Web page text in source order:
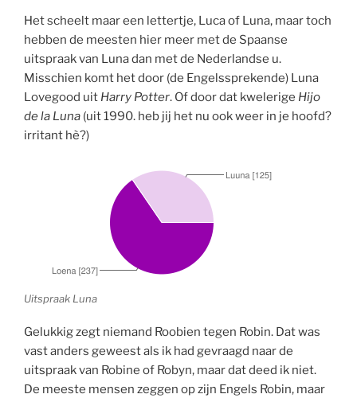
Het scheelt maar een lettertje, Luca of Luna, maar toch
hebben de meesten hier meer met de Spaanse
uitspraak van Luna dan met de Nederlandse u.
Misschien komt het door (de Engelssprekende) Luna
Lovegood uit Harry Potter. Of door dat kwelerige Hijo
de la Luna (uit 1990. heb jij het nu ook weer in je hoofd?
irritant hè?)
Uitspraak Luna
Gelukkig zegt niemand Roobien tegen Robin. Dat was
vast anders geweest als ik had gevraagd naar de
uitspraak van Robine of Robyn, maar dat deed ik niet.
De meeste mensen zeggen op zijn Engels Robin, maar